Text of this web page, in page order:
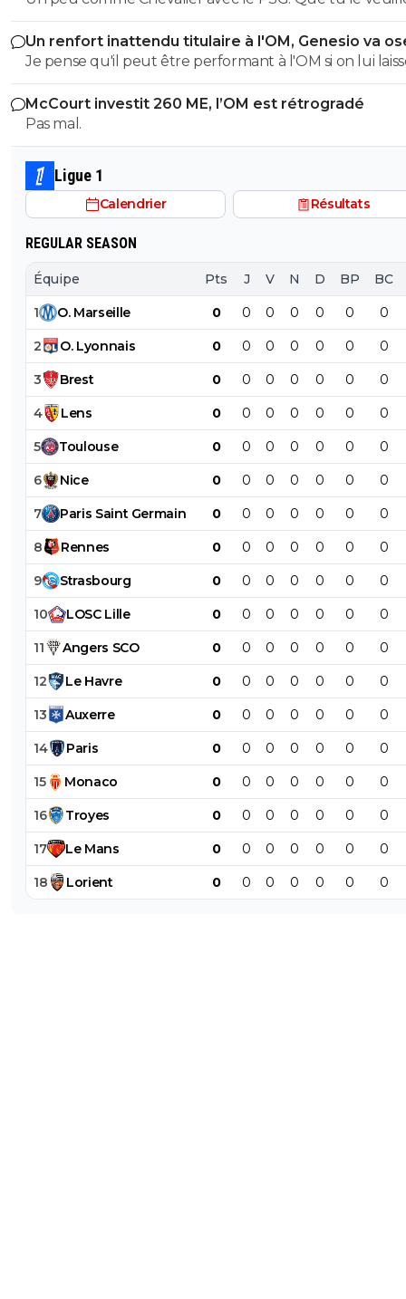
n'avait pas compris... t'as ete fini a l'huile de friture ou
non, jouer à Marseille, au niveau pression, médiatique
autre, ce n'est pas la même qu'à Sassuolo. Et encore une fois
tu montres ton ignorance. Tu crois qu'ils sont bradés à
de leur performance...
Un renfort inattendu titulaire à l'OM, Genesio va
Je pense qu'il peut être performant à l'OM si on lui
temps.
McCourt investit 260 ME, l’OM est rétrogradé
Pas mal.
Ligue 1
Calendrier Résultats
REGULAR SEASON
Équipe Pts J V N D BP BC
1 O. Marseille 0 0 0 0 0 0 0
2 O. Lyonnais 0 0 0 0 0 0 0
3 Brest 0 0 0 0 0 0 0
4 Lens 0 0 0 0 0 0 0
5 Toulouse 0 0 0 0 0 0 0
6 Nice 0 0 0 0 0 0 0
7 Paris Saint Germain 0 0 0 0 0 0 0
8 Rennes 0 0 0 0 0 0 0
9 Strasbourg 0 0 0 0 0 0 0
10 LOSC Lille 0 0 0 0 0 0 0
11 Angers SCO 0 0 0 0 0 0 0
12 Le Havre 0 0 0 0 0 0 0
13 Auxerre 0 0 0 0 0 0 0
14 Paris 0 0 0 0 0 0 0
15 Monaco 0 0 0 0 0 0 0
16 Troyes 0 0 0 0 0 0 0
17 Le Mans 0 0 0 0 0 0 0
18 Lorient 0 0 0 0 0 0 0